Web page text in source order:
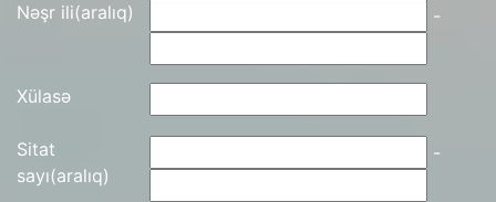
Nəşr ili(aralıq) -
Xülasə
Sitat
sayı(aralıq)
-